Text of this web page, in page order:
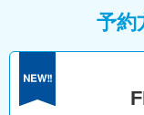
予約